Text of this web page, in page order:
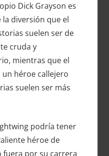
Dick Grayson es
diversión que el
suelen ser de
cruda y
mientras que el
héroe callejero
suelen ser más
podría tener
héroe de
fuera por su carrera